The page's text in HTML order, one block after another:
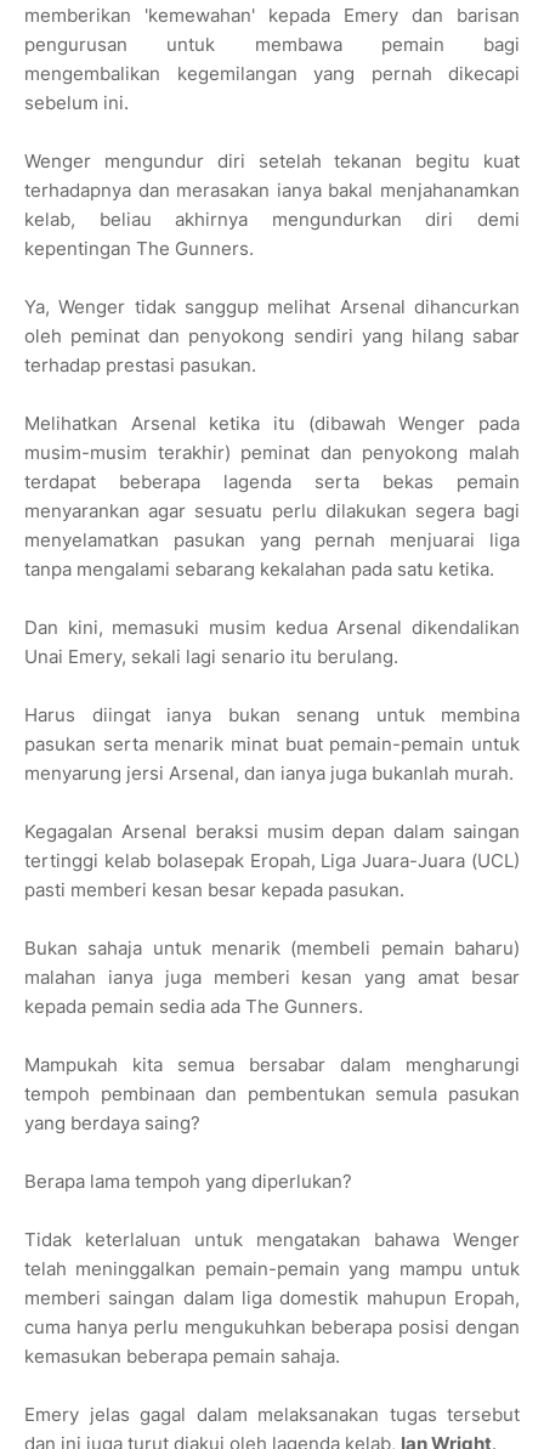
memberikan 'kemewahan' kepada Emery dan barisan
pengurusan untuk membawa pemain bagi
mengembalikan kegemilangan yang pernah dikecapi
sebelum ini.
Wenger mengundur diri setelah tekanan begitu kuat
terhadapnya dan merasakan ianya bakal menjahanamkan
kelab, beliau akhirnya mengundurkan diri demi
kepentingan The Gunners.
Ya, Wenger tidak sanggup melihat Arsenal dihancurkan
oleh peminat dan penyokong sendiri yang hilang sabar
terhadap prestasi pasukan.
Melihatkan Arsenal ketika itu (dibawah Wenger pada
musim-musim terakhir) peminat dan penyokong malah
terdapat beberapa lagenda serta bekas pemain
menyarankan agar sesuatu perlu dilakukan segera bagi
menyelamatkan pasukan yang pernah menjuarai liga
tanpa mengalami sebarang kekalahan pada satu ketika.
Dan kini, memasuki musim kedua Arsenal dikendalikan
Unai Emery, sekali lagi senario itu berulang.
Harus diingat ianya bukan senang untuk membina
pasukan serta menarik minat buat pemain-pemain untuk
menyarung jersi Arsenal, dan ianya juga bukanlah murah.
Kegagalan Arsenal beraksi musim depan dalam saingan
tertinggi kelab bolasepak Eropah, Liga Juara-Juara (UCL)
pasti memberi kesan besar kepada pasukan.
Bukan sahaja untuk menarik (membeli pemain baharu)
malahan ianya juga memberi kesan yang amat besar
kepada pemain sedia ada The Gunners.
Mampukah kita semua bersabar dalam mengharungi
tempoh pembinaan dan pembentukan semula pasukan
yang berdaya saing?
Berapa lama tempoh yang diperlukan?
Tidak keterlaluan untuk mengatakan bahawa Wenger
telah meninggalkan pemain-pemain yang mampu untuk
memberi saingan dalam liga domestik mahupun Eropah,
cuma hanya perlu mengukuhkan beberapa posisi dengan
kemasukan beberapa pemain sahaja.
Emery jelas gagal dalam melaksanakan tugas tersebut
dan ini juga turut diakui oleh lagenda kelab, Ian Wright.